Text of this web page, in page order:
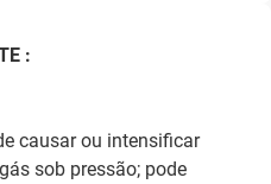
:
causar ou intensificar
sob pressão; pode